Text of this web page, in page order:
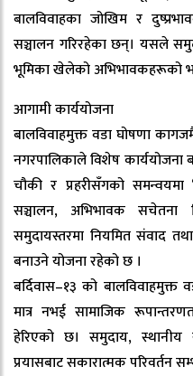
बालविवाहका जोखिम र
सञ्चालन गरिरहेका छन्। यसले
भूमिका खेलेको अभिभावकहरूको
आगामी कार्ययोजना
बालविवाहमुक्त वडा घोषणा
नगरपालिकाले विशेष कार्ययोजना
चौकी र प्रहरीसँगको समन्वयमा
सञ्चालन, अभिभावक सचेतना
समुदायस्तरमा नियमित संवाद
बनाउने योजना रहेको छ ।
बर्दिवास–१३ को
मात्र नभई सामाजिक
हेरिएको छ। समुदाय,
प्रयासबाट सकारात्मक परिवर्तन